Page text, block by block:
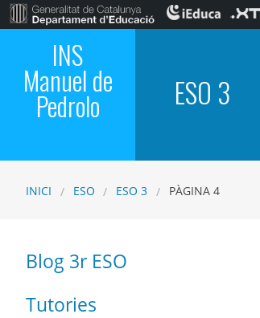
INS
Manuel de
Pedrolo ESO 3
INICI ESO ESO 3 PÀGINA 4
Blog 3r ESO
Tutories